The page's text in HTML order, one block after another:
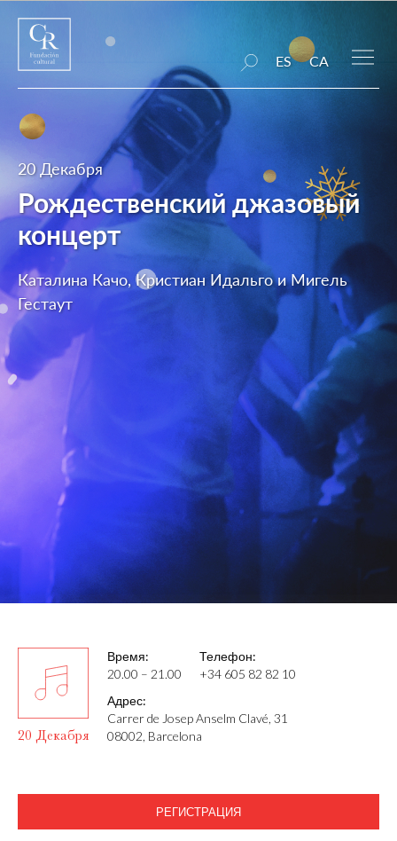
ES CA
20 Декабря
Рождественский джазовый
концерт
Каталина Качо, Кристиан Идальго и Мигель
Гестаут
20 Декабря
Время:
20.00 – 21.00
Телефон:
+34 605 82 82 10
Адрес:
Carrer de Josep Anselm Clavé, 31
08002, Barcelona
РЕГИСТРАЦИЯ